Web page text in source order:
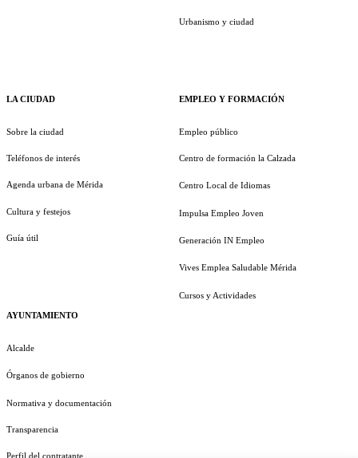
LA CIUDAD
Sobre la ciudad
Teléfonos de interés
Agenda urbana de Mérida
Cultura y festejos
Guía útil
AYUNTAMIENTO
Alcalde
Órganos de gobierno
Normativa y documentación
Transparencia
Perfil del contratante
Urbanismo y ciudad
EMPLEO Y FORMACIÓN
Empleo público
Centro de formación la Calzada
Centro Local de Idiomas
Impulsa Empleo Joven
Generación IN Empleo
Vives Emplea Saludable Mérida
Cursos y Actividades